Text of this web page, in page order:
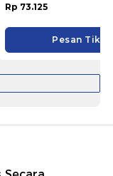
Rp 73.125
Pesan Tiket